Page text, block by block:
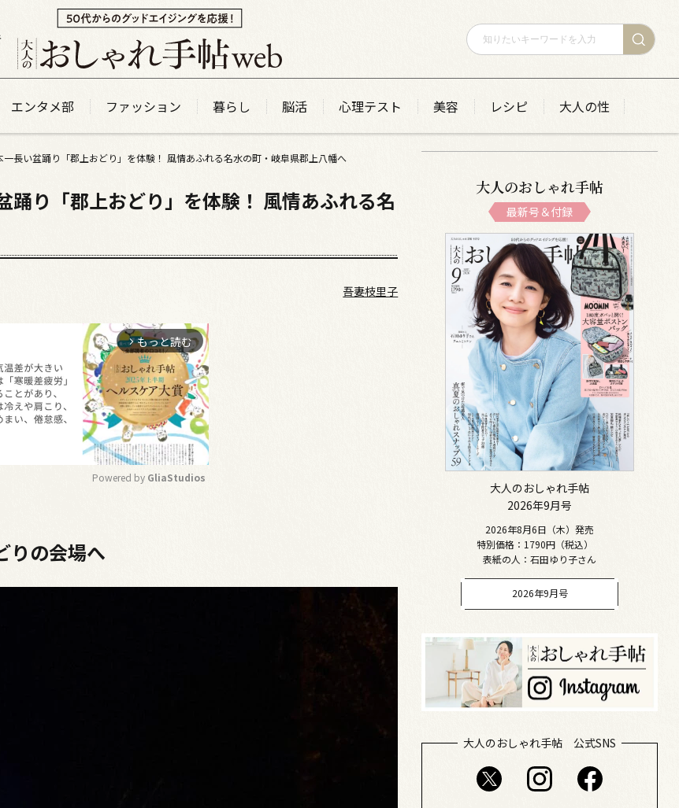
エンタメ部 ファッション 暮らし 脳活 心理テスト 美容 レシピ 大人の性
一長い盆踊り「郡上おどり」を体験！ 風情あふれる名水の町・岐阜県郡上八幡へ
踊り「郡上おどり」を体験！ 風情あふれる名
吾妻枝里子
arrow_forward_ios もっと読む
e
Powered by GliaStudios
りの会場へ
大人のおしゃれ手帖
最新号＆付録
大人のおしゃれ手帖
2026年9月号
2026年8月6日（木）発売
特別価格：1790円（税込）
表紙の人：石田ゆり子さん
2026年9月号
大人のおしゃれ手帖 公式SNS